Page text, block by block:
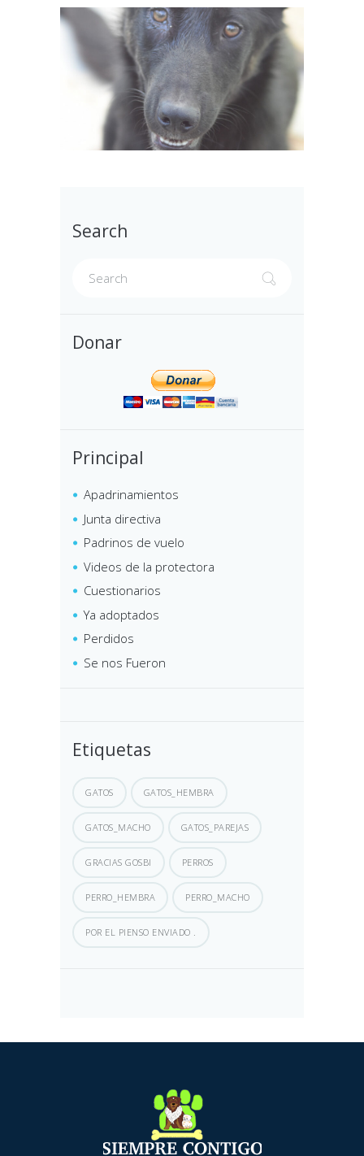
Search
Donar
Principal
Apadrinamientos
Junta directiva
Padrinos de vuelo
Videos de la protectora
Cuestionarios
Ya adoptados
Perdidos
Se nos Fueron
Etiquetas
GATOS GATOS_HEMBRA
GATOS_MACHO GATOS_PAREJAS
GRACIAS GOSBI PERROS
PERRO_HEMBRA PERRO_MACHO
POR EL PIENSO ENVIADO .